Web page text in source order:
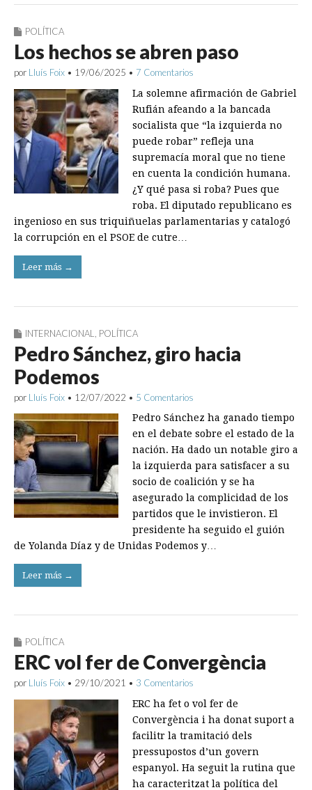
POLÍTICA
Los hechos se abren paso
por Lluís Foix • 19/06/2025 • 7 Comentarios
La solemne afirmación de Gabriel
Rufián afeando a la bancada
socialista que “la izquierda no
puede robar” refleja una
supremacía moral que no tiene
en cuenta la condición humana.
¿Y qué pasa si roba? Pues que
roba. El diputado republicano es
ingenioso en sus triquiñuelas parlamentarias y catalogó
la corrupción en el PSOE de cutre…
Leer más →
INTERNACIONAL POLÍTICA
Pedro Sánchez, giro hacia
Podemos
por Lluís Foix • 12/07/2022 • 5 Comentarios
Pedro Sánchez ha ganado tiempo
en el debate sobre el estado de la
nación. Ha dado un notable giro a
la izquierda para satisfacer a su
socio de coalición y se ha
asegurado la complicidad de los
partidos que le invistieron. El
presidente ha seguido el guión
de Yolanda Díaz y de Unidas Podemos y…
Leer más →
POLÍTICA
ERC vol fer de Convergència
por Lluís Foix • 29/10/2021 • 3 Comentarios
ERC ha fet o vol fer de
Convergència i ha donat suport a
facilitr la tramitació dels
pressupostos d’un govern
espanyol. Ha seguit la rutina que
ha caracteritzat la política del